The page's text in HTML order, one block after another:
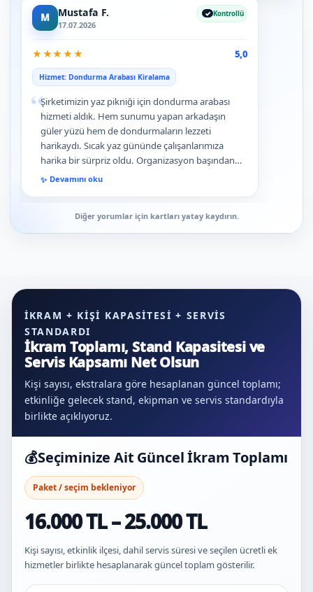
M Mustafa F.
17.07.2026
Kontrollü
★★★★★ 5,0
Hizmet: Dondurma Arabası Kiralama
“Şirketimizin yaz pikniği için dondurma arabası
hizmeti aldık. Hem sunumu yapan arkadaşın
güler yüzü hem de dondurmaların lezzeti
harikaydı. Sıcak yaz gününde çalışanlarımıza
harika bir sürpriz oldu. Organizasyon başından
sonuna kadar çok profesyonelce yönetildi.
Devamını oku
Diğer yorumlar için kartları yatay kaydırın.
İKRAM + KIŞI KAPASITESI + SERVIS
STANDARDI
İkram Toplamı, Stand Kapasitesi ve
Servis Kapsamı Net Olsun
Kişi sayısı, ekstralara göre hesaplanan güncel toplamı;
etkinliğe gelecek stand, ekipman ve servis standardıyla
birlikte açıklıyoruz.
💰Seçiminize Ait Güncel İkram Toplamı
Paket / seçim bekleniyor
16.000 TL – 25.000 TL
Kişi sayısı, etkinlik ilçesi, dahil servis süresi ve seçilen ücretli ek
hizmetler birlikte hesaplanarak güncel toplam gösterilir.